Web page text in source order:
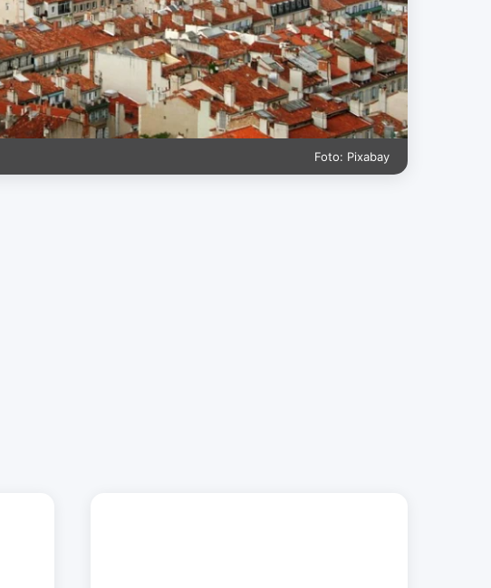
Foto: Pixabay